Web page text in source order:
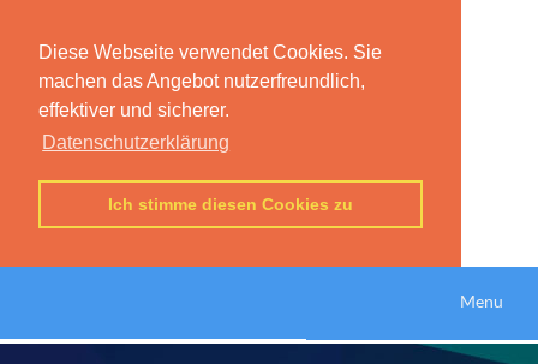
Diese Webseite verwendet Cookies. Sie
machen das Angebot nutzerfreundlich,
effektiver und sicherer.
Datenschutzerklärung
Ich stimme diesen Cookies zu
Menu